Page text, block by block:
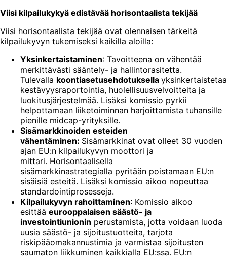
Viisi kilpailukykyä edistävää horisontaalista tekijää
Viisi horisontaalista tekijää ovat olennaisen tärkeitä
kilpailukyvyn tukemiseksi kaikilla aloilla:
Yksinkertaistaminen: Tavoitteena on vähentää
merkittävästi sääntely- ja hallintorasitetta.
Tulevalla koontiasetusehdotuksella
kestävyysraportointia, huolellisuusvelvoitteita ja
luokitusjärjestelmää. Lisäksi komissio pyrkii
helpottamaan liiketoiminnan harjoittamista tuhansille
pienille midcap-yrityksille.
Sisämarkkinoiden esteiden
vähentäminen: Sisämarkkinat ovat olleet 30 vuoden
ajan EU:n kilpailukyvyn moottori ja
mittari. Horisontaalisella
sisämarkkinastrategialla pyritään poistamaan EU:n
sisäisiä esteitä. Lisäksi komissio aikoo nopeuttaa
standardointiprosesseja.
Kilpailukyvyn rahoittaminen: Komissio aikoo
esittää eurooppalaisen säästö- ja
investointiunionin perustamista, jotta voidaan luoda
uusia säästö- ja sijoitustuotteita, tarjota
riskipääomakannustimia ja varmistaa sijoitusten
saumaton liikkuminen kaikkialla EU:ssa. EU:n